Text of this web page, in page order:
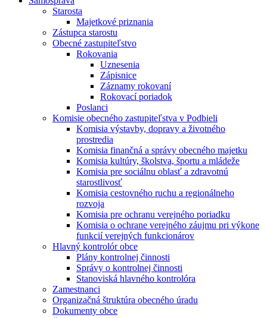
Starosta
Majetkové priznania
Zástupca starostu
Obecné zastupiteľstvo
Rokovania
Uznesenia
Zápisnice
Záznamy rokovaní
Rokovací poriadok
Poslanci
Komisie obecného zastupiteľstva v Podbieli
Komisia výstavby, dopravy a životného
prostredia
Komisia finančná a správy obecného majetku
Komisia kultúry, školstva, športu a mládeže
Komisia pre sociálnu oblasť a zdravotnú
starostlivosť
Komisia cestovného ruchu a regionálneho
rozvoja
Komisia pre ochranu verejného poriadku
Komisia o ochrane verejného záujmu pri výkone
funkcií verejných funkcionárov
Hlavný kontrolór obce
Plány kontrolnej činnosti
Správy o kontrolnej činnosti
Stanoviská hlavného kontrolóra
Zamestnanci
Organizačná štruktúra obecného úradu
Dokumenty obce